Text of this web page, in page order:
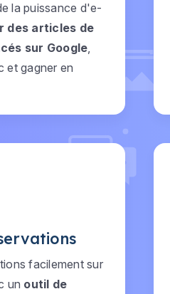
la puissance d'e-
des articles de
sur Google
et gagner en
facilement sur
un outil de